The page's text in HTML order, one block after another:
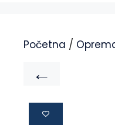
Početna /
←